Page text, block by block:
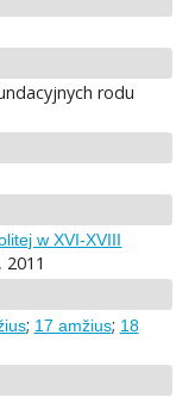
rodu
w XVI-XVIII
2011
; 17 amžius; 18